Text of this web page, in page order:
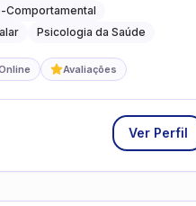
Comportamental
Psicologia da Saúde
Avaliações
Ver Perfil